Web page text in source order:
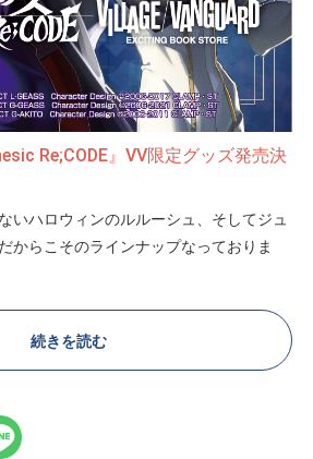
Re;CODE』VV限定グッズ発売決
いハロウィンのルルーシュ、そしてジュ
からこそのラインナップなっておりま
っておりますので、ここでしか買えない
く！！
年3月9日（日）23:59
続きを読む
ルトグ
ズ